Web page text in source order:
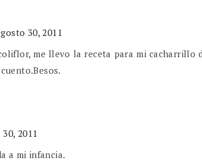
30, 2011
me llevo la receta para mi cacharrillo
2011
a mi infancia.